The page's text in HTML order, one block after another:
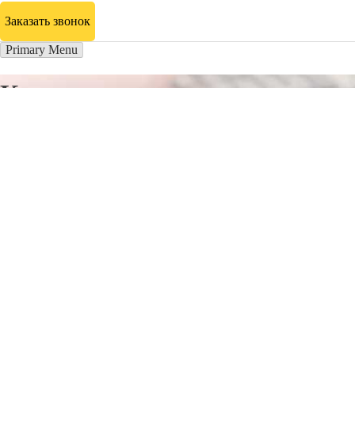
Заказать звонок
Primary Menu
Курсы программирования в